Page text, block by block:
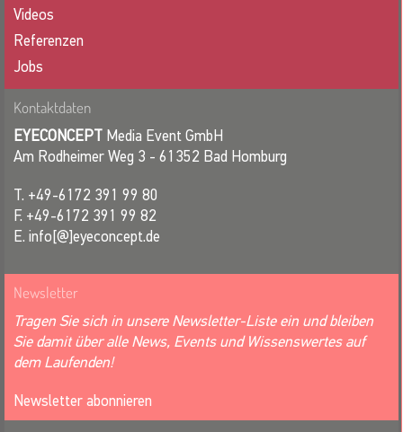
Videos
Referenzen
Jobs
Kontaktdaten
EYECONCEPT Media Event GmbH
Am Rodheimer Weg 3 - 61352 Bad Homburg
T. +49-6172 391 99 80
F. +49-6172 391 99 82
E. info[@]eyeconcept.de
Newsletter
Tragen Sie sich in unsere Newsletter-Liste ein und bleiben
Sie damit über alle News, Events und Wissenswertes auf
dem Laufenden!
Newsletter abonnieren